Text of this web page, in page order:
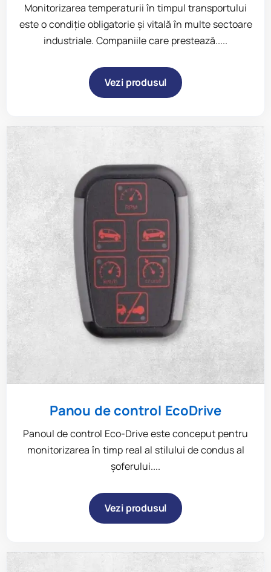
Monitorizarea temperaturii în timpul transportului
este o condiție obligatorie și vitală în multe sectoare
industriale. Companiile care prestează.....
Vezi produsul
Panou de control EcoDrive
Panoul de control Eco-Drive este conceput pentru
monitorizarea în timp real al stilului de condus al
şoferului....
Vezi produsul